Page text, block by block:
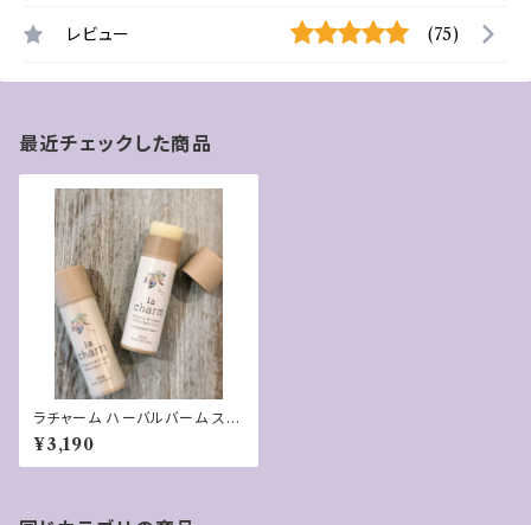
レビュー (75)
最近チェックした商品
ラチャーム ハーバルバーム ステ
ィック（香料あり）
¥3,190